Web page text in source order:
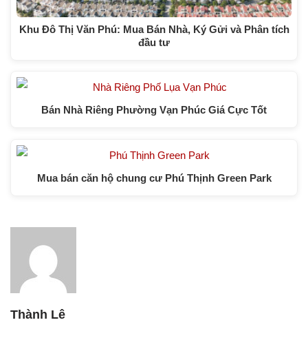
Khu Đô Thị Văn Phú: Mua Bán Nhà, Ký Gửi và Phân tích
đầu tư
Bán Nhà Riêng Phường Vạn Phúc Giá Cực Tốt
Mua bán căn hộ chung cư Phú Thịnh Green Park
Thành Lê